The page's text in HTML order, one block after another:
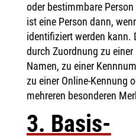
oder bestimmbare
ist eine Person dann,
identifiziert werden kann.
durch Zuordnung zu
Namen, zu einer
zu einer Online-Kennung
mehreren besonderen
3. Basis-